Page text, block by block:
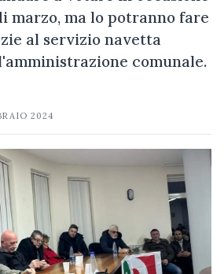
marzo, ma lo potranno fare
al servizio navetta
comunale.
2024